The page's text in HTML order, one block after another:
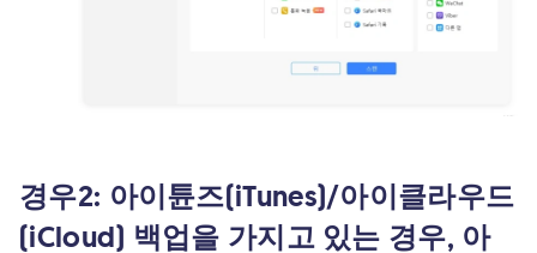
경우2: 아이튠즈(iTunes)/아이클라우드
(iCloud) 백업을 가지고 있는 경우, 아